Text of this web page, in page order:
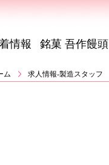
情報 銘菓 吾作饅頭
ム 求人情報-製造スタッフ